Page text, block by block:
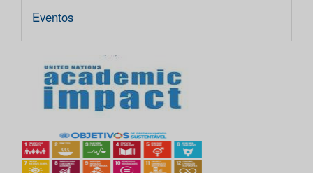
Eventos